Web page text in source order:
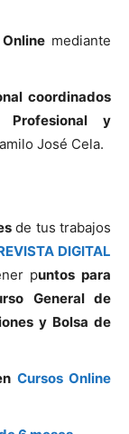
mediante
coordinados
y
José Cela.
de tus trabajos
DIGITAL
puntos para
General de
y Bolsa de
Cursos Online